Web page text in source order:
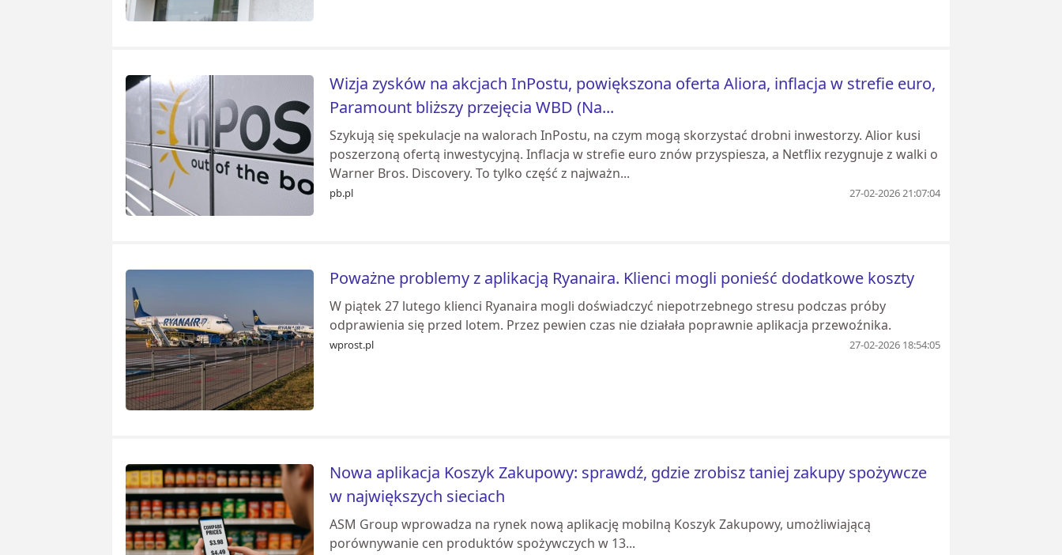
Wizja zysków na akcjach InPostu, powiększona oferta Aliora, inflacja w strefie euro,
Paramount bliższy przejęcia WBD (Na...
Szykują się spekulacje na walorach InPostu, na czym mogą skorzystać drobni inwestorzy. Alior kusi
poszerzoną ofertą inwestycyjną. Inflacja w strefie euro znów przyspiesza, a Netflix rezygnuje z walki o
Warner Bros. Discovery. To tylko część z najważn...
pb.pl 27-02-2026 21:07:04
Poważne problemy z aplikacją Ryanaira. Klienci mogli ponieść dodatkowe koszty
W piątek 27 lutego klienci Ryanaira mogli doświadczyć niepotrzebnego stresu podczas próby
odprawienia się przed lotem. Przez pewien czas nie działała poprawnie aplikacja przewoźnika.
wprost.pl 27-02-2026 18:54:05
Nowa aplikacja Koszyk Zakupowy: sprawdź, gdzie zrobisz taniej zakupy spożywcze
w największych sieciach
ASM Group wprowadza na rynek nową aplikację mobilną Koszyk Zakupowy, umożliwiającą
porównywanie cen produktów spożywczych w 13...